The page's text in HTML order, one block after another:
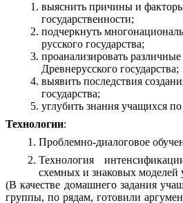
выяснить причины и
государственности;
подчеркнуть
русского государства;
проанализировать
Древнерусского государства;
выявить последствия
государства;
углубить знания учащихся
Технологии:
Проблемно-диалоговое
Технология
схемных и знаковых моделей
(В качестве домашнего задания
группы, по рядам, готовили